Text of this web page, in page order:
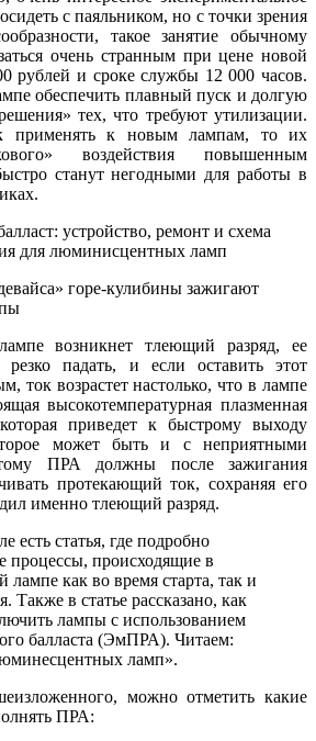
с паяльником, но с точки зрения
такое занятие обычному
очень странным при цене новой
рублей и сроке службы 12 000 часов.
обеспечить плавный пуск и долгую
тех, что требуют утилизации.
применять к новым лампам, то их
воздействия повышенным
станут негодными для работы в
горе-кулибины зажигают
возникнет тлеющий разряд, ее
резко падать, и если оставить этот
ток возрастет настолько, что в лампе
высокотемпературная плазменная
приведет к быстрому выходу
может быть и с неприятными
ПРА должны после зажигания
протекающий ток, сохраняя его
именно тлеющий разряд.
есть статья, где подробно
процессы, происходящие в
как во время старта, так и
Также в статье рассказано, как
лампы с использованием
балласта (ЭмПРА). Читаем:
ламп».
можно отметить какие
ПРА: